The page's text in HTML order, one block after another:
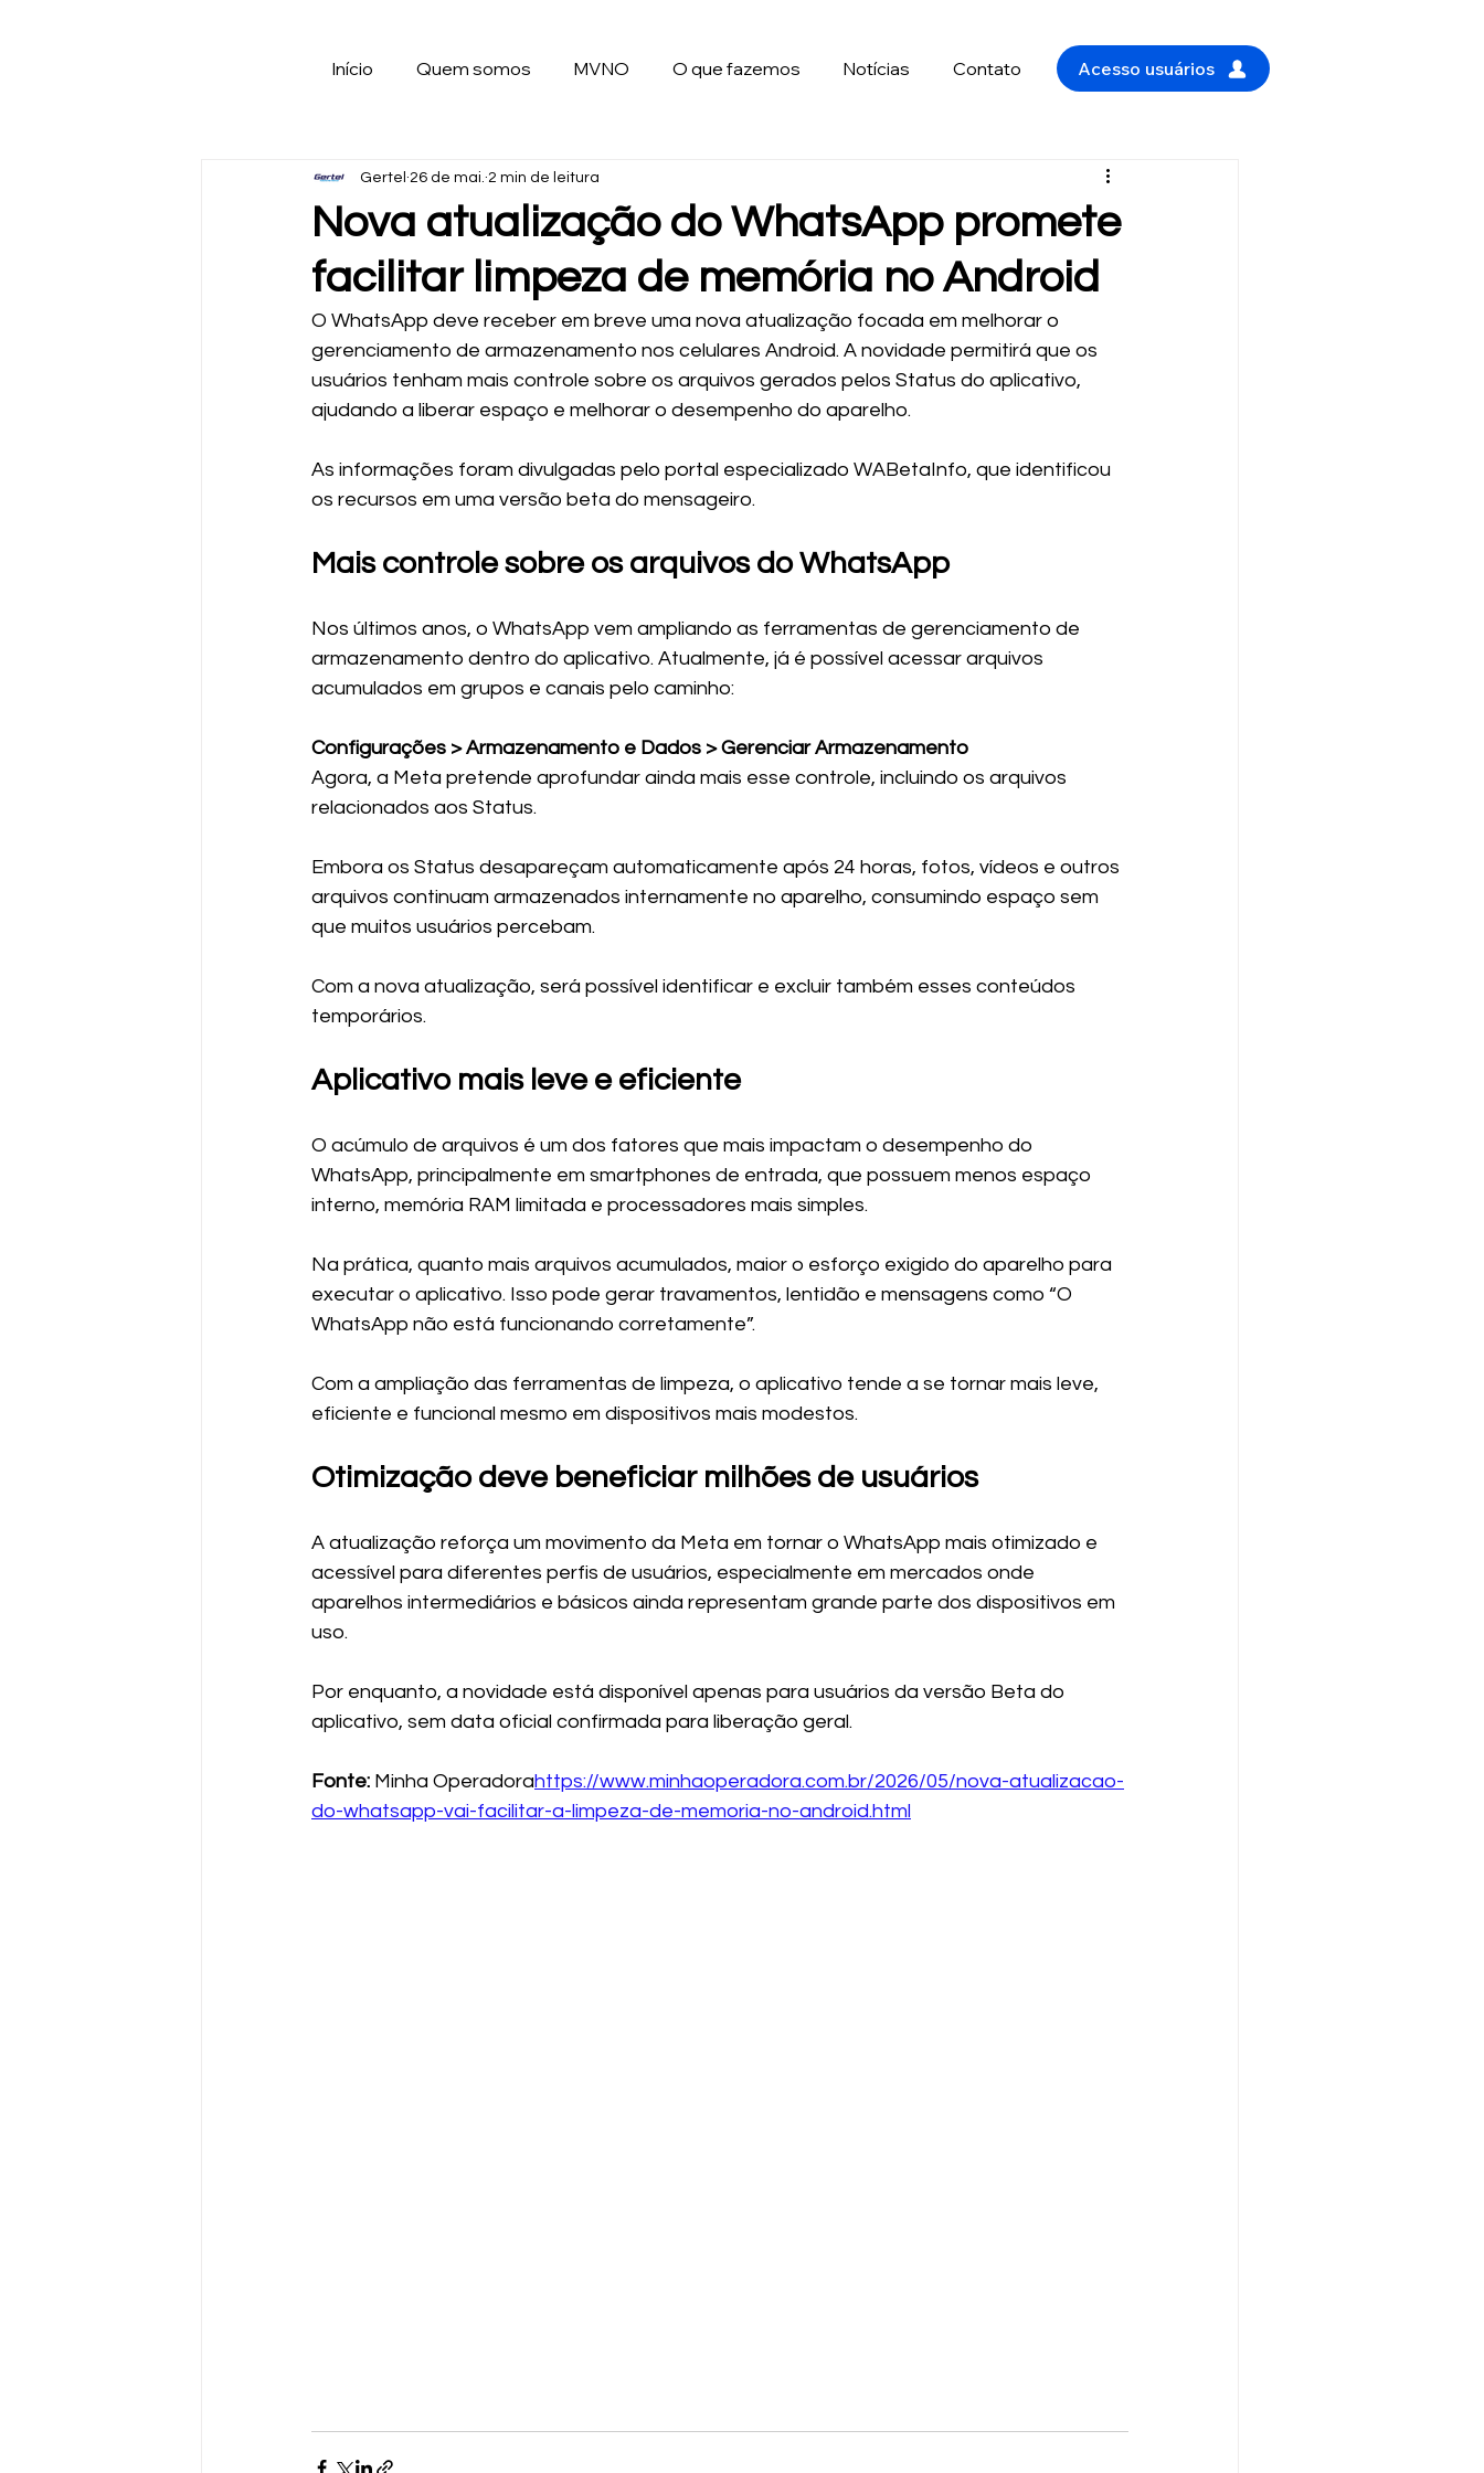
Início Quem somos MVNO O que fazemos Notícias Contato Acesso usuários
Nova atualização do WhatsApp promete
facilitar limpeza de memória no Android
Gertel 26 de mai. 2 min de leitura
O WhatsApp deve receber em breve uma nova atualização focada em melhorar o
gerenciamento de armazenamento nos celulares Android. A novidade permitirá que os
usuários tenham mais controle sobre os arquivos gerados pelos Status do aplicativo,
ajudando a liberar espaço e melhorar o desempenho do aparelho.
As informações foram divulgadas pelo portal especializado WABetaInfo, que identificou
os recursos em uma versão beta do mensageiro.
Mais controle sobre os arquivos do WhatsApp
Nos últimos anos, o WhatsApp vem ampliando as ferramentas de gerenciamento de
armazenamento dentro do aplicativo. Atualmente, já é possível acessar arquivos
acumulados em grupos e canais pelo caminho:
Configurações > Armazenamento e Dados > Gerenciar Armazenamento
Agora, a Meta pretende aprofundar ainda mais esse controle, incluindo os arquivos
relacionados aos Status.
Embora os Status desapareçam automaticamente após 24 horas, fotos, vídeos e outros
arquivos continuam armazenados internamente no aparelho, consumindo espaço sem
que muitos usuários percebam.
Com a nova atualização, será possível identificar e excluir também esses conteúdos
temporários.
Aplicativo mais leve e eficiente
O acúmulo de arquivos é um dos fatores que mais impactam o desempenho do
WhatsApp, principalmente em smartphones de entrada, que possuem menos espaço
interno, memória RAM limitada e processadores mais simples.
Na prática, quanto mais arquivos acumulados, maior o esforço exigido do aparelho para
executar o aplicativo. Isso pode gerar travamentos, lentidão e mensagens como “O
WhatsApp não está funcionando corretamente”.
Com a ampliação das ferramentas de limpeza, o aplicativo tende a se tornar mais leve,
eficiente e funcional mesmo em dispositivos mais modestos.
Otimização deve beneficiar milhões de usuários
A atualização reforça um movimento da Meta em tornar o WhatsApp mais otimizado e
acessível para diferentes perfis de usuários, especialmente em mercados onde
aparelhos intermediários e básicos ainda representam grande parte dos dispositivos em
uso.
Por enquanto, a novidade está disponível apenas para usuários da versão Beta do
aplicativo, sem data oficial confirmada para liberação geral.
Fonte: Minha Operadorahttps://www.minhaoperadora.com.br/2026/05/nova-atualizacao-
do-whatsapp-vai-facilitar-a-limpeza-de-memoria-no-android.html